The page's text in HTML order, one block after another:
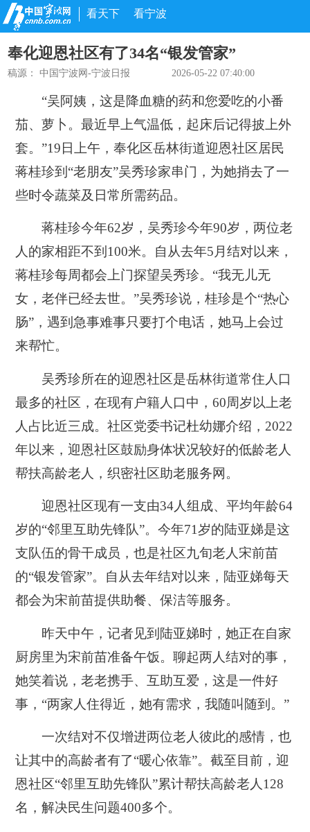
看天下 看宁波
奉化迎恩社区有了34名“银发管家”
稿源：中国宁波网-宁波日报 2026-05-22 07:40:00
“吴阿姨，这是降血糖的药和您爱吃的小番
茄、萝卜。最近早上气温低，起床后记得披上外
套。”19日上午，奉化区岳林街道迎恩社区居民
蒋桂珍到“老朋友”吴秀珍家串门，为她捎去了一
些时令蔬菜及日常所需药品。
蒋桂珍今年62岁，吴秀珍今年90岁，两位老
人的家相距不到100米。自从去年5月结对以来，
蒋桂珍每周都会上门探望吴秀珍。“我无儿无
女，老伴已经去世。”吴秀珍说，桂珍是个“热心
肠”，遇到急事难事只要打个电话，她马上会过
来帮忙。
吴秀珍所在的迎恩社区是岳林街道常住人口
最多的社区，在现有户籍人口中，60周岁以上老
人占比近三成。社区党委书记杜幼娜‌介绍，2022
年以来，迎恩社区鼓励身体状况较好的低龄老人
帮扶高龄老人，织密社区助老服务网。
迎恩社区现有一支由34人组成、平均年龄64
岁的“邻里互助先锋队”。今年71岁的陆亚娣是这
支队伍的骨干成员，也是社区九旬老人宋前苗
的“银发管家”。自从去年结对以来，陆亚娣每天
都会为宋前苗提供助餐、保洁等服务。
昨天中午，记者见到陆亚娣时，她正在自家
厨房里为宋前苗准备午饭。聊起两人结对的事，
她笑着说，老老携手、互助互爱，这是一件好
事，“两家人住得近，她有需求，我随叫随到。”
一次结对不仅增进两位老人彼此的感情，也
让其中的高龄者有了“暖心依靠”。截至目前，迎
恩社区“邻里互助先锋队”累计帮扶高龄老人128
名，解决民生问题400多个。